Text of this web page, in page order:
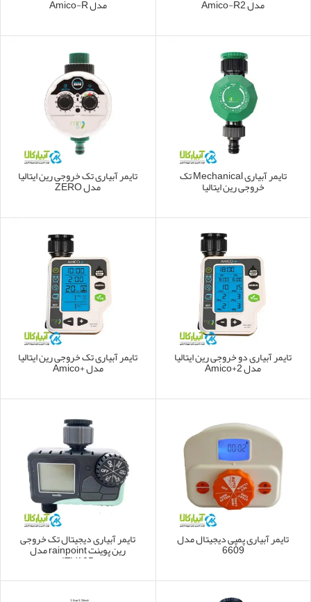
مدل Amico-R2 مدل Amico-R
تایمر آبیاری Mechanical تک
خروجی رین ایتالیا
تایمر آبیاری تک خروجی رین ایتالیا
مدل ZERO
تایمر آبیاری دو خروجی رین ایتالیا
مدل 2+Amico
تایمر آبیاری تک خروجی رین ایتالیا
مدل +Amico
تایمر آبیاری پمپی دیجیتال مدل
6609
تایمر آبیاری دیجیتال تک خروجی
رین پوینت rainpoint مدل
ITV105